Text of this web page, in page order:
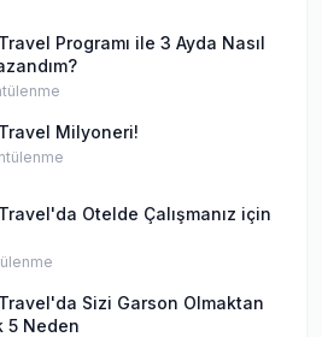
Programı ile 3 Ayda Nasıl
Milyoneri!
Otelde Çalışmanız için
Sizi Garson Olmaktan
5 Neden